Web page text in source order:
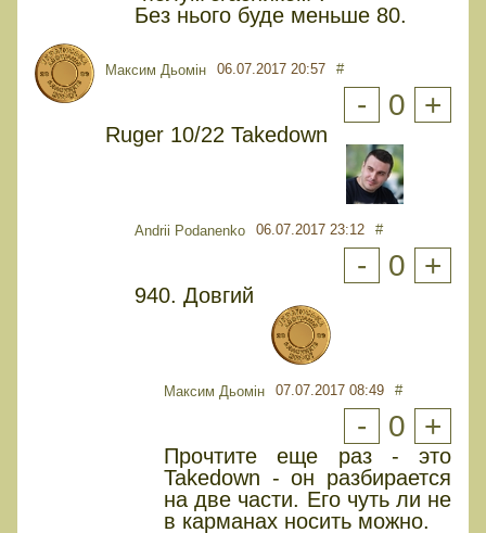
Без нього буде меньше 80.
Максим Дьомін 06.07.2017 20:57 #
- 0 +
Ruger 10/22 Takedown
Andrii Podanenko 06.07.2017 23:12 #
- 0 +
940. Довгий
Максим Дьомін 07.07.2017 08:49 #
- 0 +
Прочтите еще раз - это
Takedown - он разбирается
на две части. Его чуть ли не
в карманах носить можно.